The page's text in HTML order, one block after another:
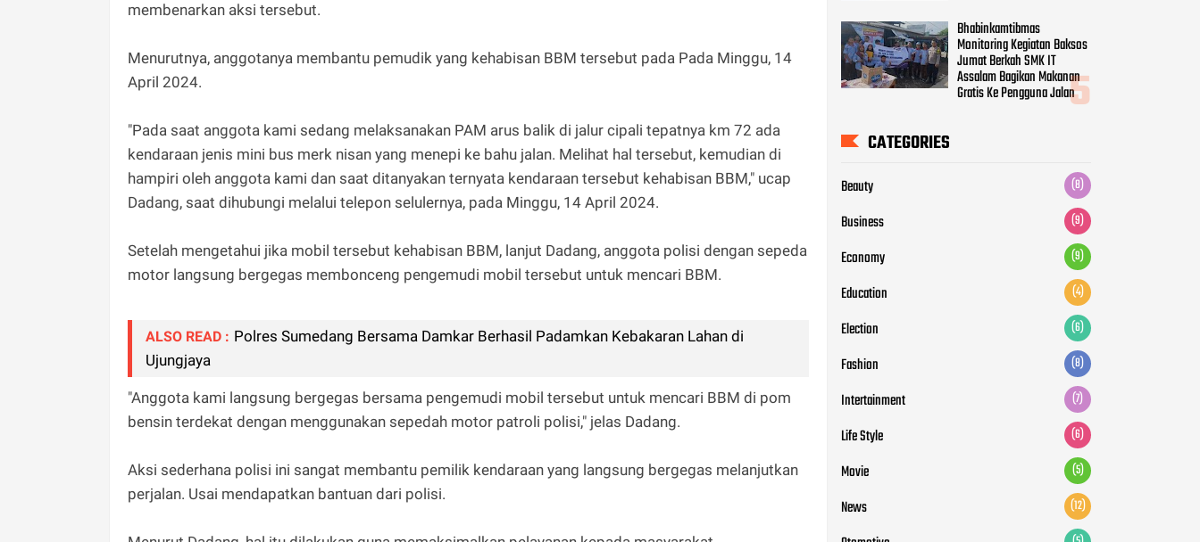
membenarkan aksi tersebut.
Menurutnya, anggotanya membantu pemudik yang kehabisan BBM tersebut pada Pada Minggu, 14
April 2024.
"Pada saat anggota kami sedang melaksanakan PAM arus balik di jalur cipali tepatnya km 72 ada
kendaraan jenis mini bus merk nisan yang menepi ke bahu jalan. Melihat hal tersebut, kemudian di
hampiri oleh anggota kami dan saat ditanyakan ternyata kendaraan tersebut kehabisan BBM," ucap
Dadang, saat dihubungi melalui telepon selulernya, pada Minggu, 14 April 2024.
Setelah mengetahui jika mobil tersebut kehabisan BBM, lanjut Dadang, anggota polisi dengan sepeda
motor langsung bergegas membonceng pengemudi mobil tersebut untuk mencari BBM.
ALSO READ : Polres Sumedang Bersama Damkar Berhasil Padamkan Kebakaran Lahan di
Ujungjaya
"Anggota kami langsung bergegas bersama pengemudi mobil tersebut untuk mencari BBM di pom
bensin terdekat dengan menggunakan sepedah motor patroli polisi," jelas Dadang.
Aksi sederhana polisi ini sangat membantu pemilik kendaraan yang langsung bergegas melanjutkan
perjalan. Usai mendapatkan bantuan dari polisi.
Bhabinkamtibmas
Monitoring Kegiatan Baksos
Jumat Berkah SMK IT
Assalam Bagikan Makanan
Gratis Ke Pengguna Jalan
CATEGORIES
Beauty (8)
Business (9)
Economy (9)
Education (4)
Election (6)
Fashion (8)
Intertainment (7)
Life Style (6)
Movie (5)
News (12)